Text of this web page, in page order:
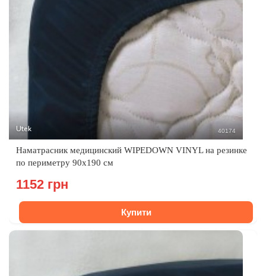
Utek 40174
Наматрасник медицинский WIPEDOWN VINYL на резинке
по периметру 90х190 см
1152 грн
Купити